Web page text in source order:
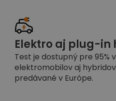
Elektro aj plug-in
Test je dostupný pre 95%
elektromobilov aj
predávané v Európe.